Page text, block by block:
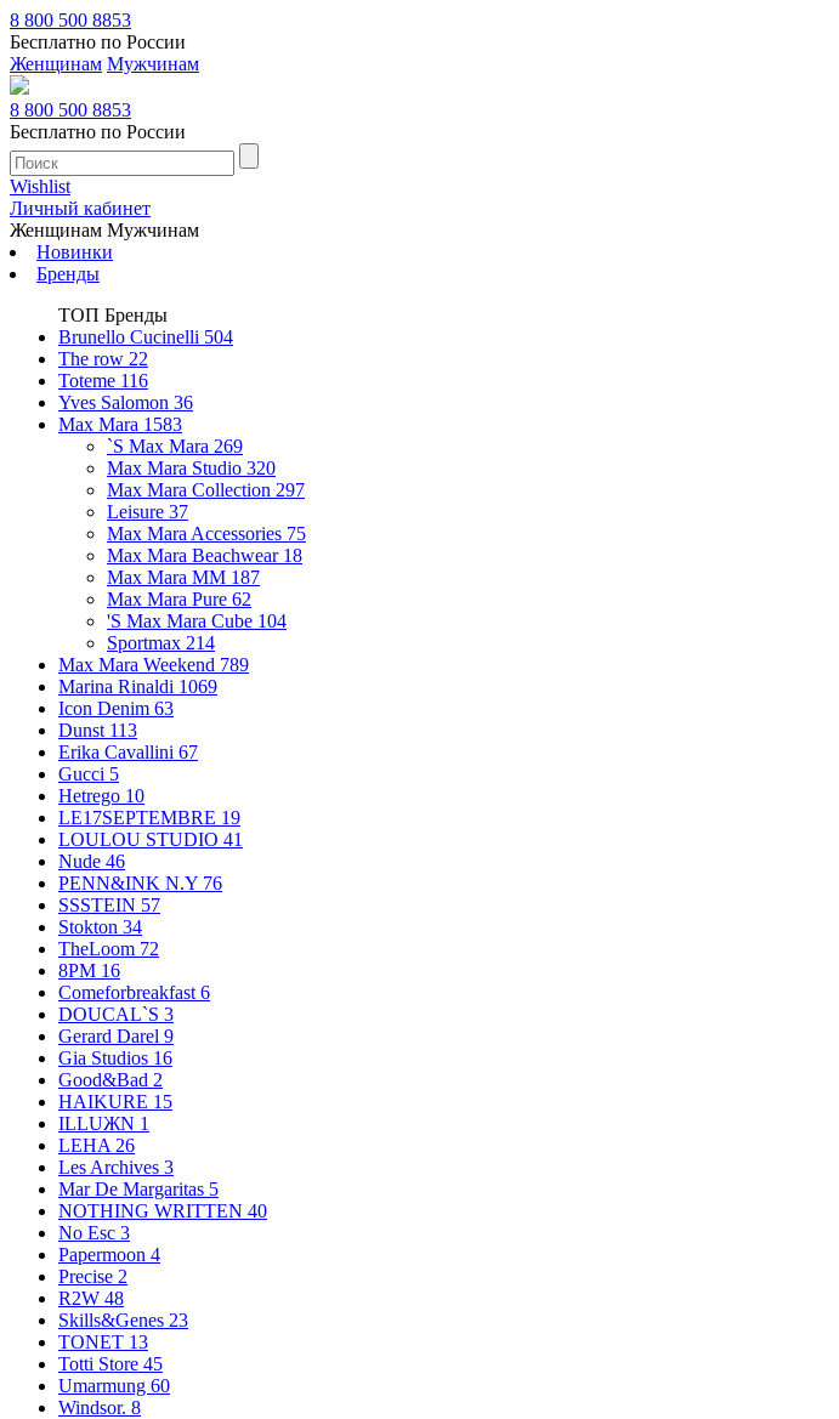
8 800 500 8853
Бесплатно по России
Женщинам Мужчинам
8 800 500 8853
Бесплатно по России
Wishlist
Личный кабинет
Женщинам Мужчинам
Новинки
Бренды
ТОП Бренды
Brunello Cucinelli 504
The row 22
Toteme 116
Yves Salomon 36
Max Mara 1583
`S Max Mara 269
Max Mara Studio 320
Max Mara Collection 297
Leisure 37
Max Mara Accessories 75
Max Mara Beachwear 18
Max Mara MM 187
Max Mara Pure 62
'S Max Mara Cube 104
Sportmax 214
Max Mara Weekend 789
Marina Rinaldi 1069
Icon Denim 63
Dunst 113
Erika Cavallini 67
Gucci 5
Hetrego 10
LE17SEPTEMBRE 19
LOULOU STUDIO 41
Nude 46
PENN&INK N.Y 76
SSSTEIN 57
Stokton 34
TheLoom 72
8PM 16
Comeforbreakfast 6
DOUCAL`S 3
Gerard Darel 9
Gia Studios 16
Good&Bad 2
HAIKURE 15
ILLUЖN 1
LEHA 26
Les Archives 3
Mar De Margaritas 5
NOTHING WRITTEN 40
No Esc 3
Papermoon 4
Precise 2
R2W 48
Skills&Genes 23
TONET 13
Totti Store 45
Umarmung 60
Windsor. 8